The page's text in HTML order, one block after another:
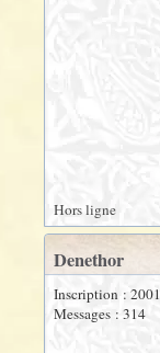
Hors ligne
Denethor
Inscription : 2001
Messages : 314